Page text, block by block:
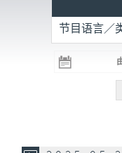
R3
电台
节目语言／